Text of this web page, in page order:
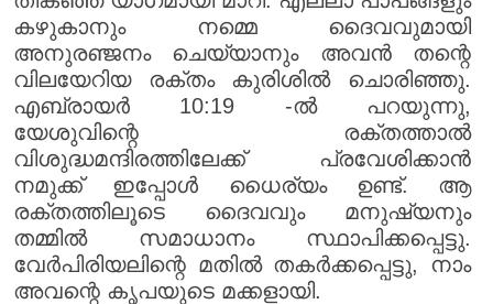
കഴുകാനും നമ്മെ ദൈവവുമായി
അനുരഞ്ജനം ചെയ്യാനും അവൻ തന്റെ
വിലയേറിയ രക്തം കുരിശിൽ ചൊരിഞ്ഞു.
എബ്രായർ 10:19 -ൽ പറയുന്നു,
യേശുവിന്റെ രക്തത്താൽ
വിശുദ്ധമന്ദിരത്തിലേക്ക് പ്രവേശിക്കാൻ
നമുക്ക് ഇപ്പോൾ ധൈര്യം ഉണ്ട്. ആ
രക്തത്തിലൂടെ ദൈവവും മനുഷ്യനും
തമ്മിൽ സമാധാനം സ്ഥാപിക്കപ്പെട്ടു.
വേർപിരിയലിന്റെ മതിൽ തകർക്കപ്പെട്ടു, നാം
അവന്റെ കൃപയുടെ മക്കളായി.